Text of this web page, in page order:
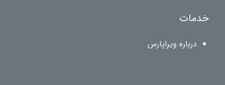
خدمات
درباره ویراپارس